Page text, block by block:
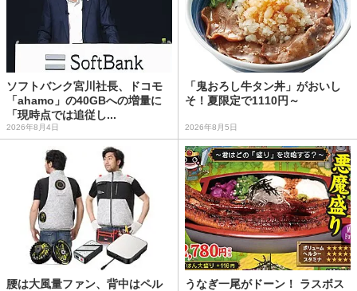
ソフトバンク宮川社長、ドコモ
「ahamo」の40GBへの増量に
「現時点では追従し...
2026年8月4日
「鬼おろし牛タン丼」がおいし
そ！夏限定で1110円～
2026年8月5日
腰は大風量ファン、背中はペル
うなぎ一尾がドーン！ ラスボス